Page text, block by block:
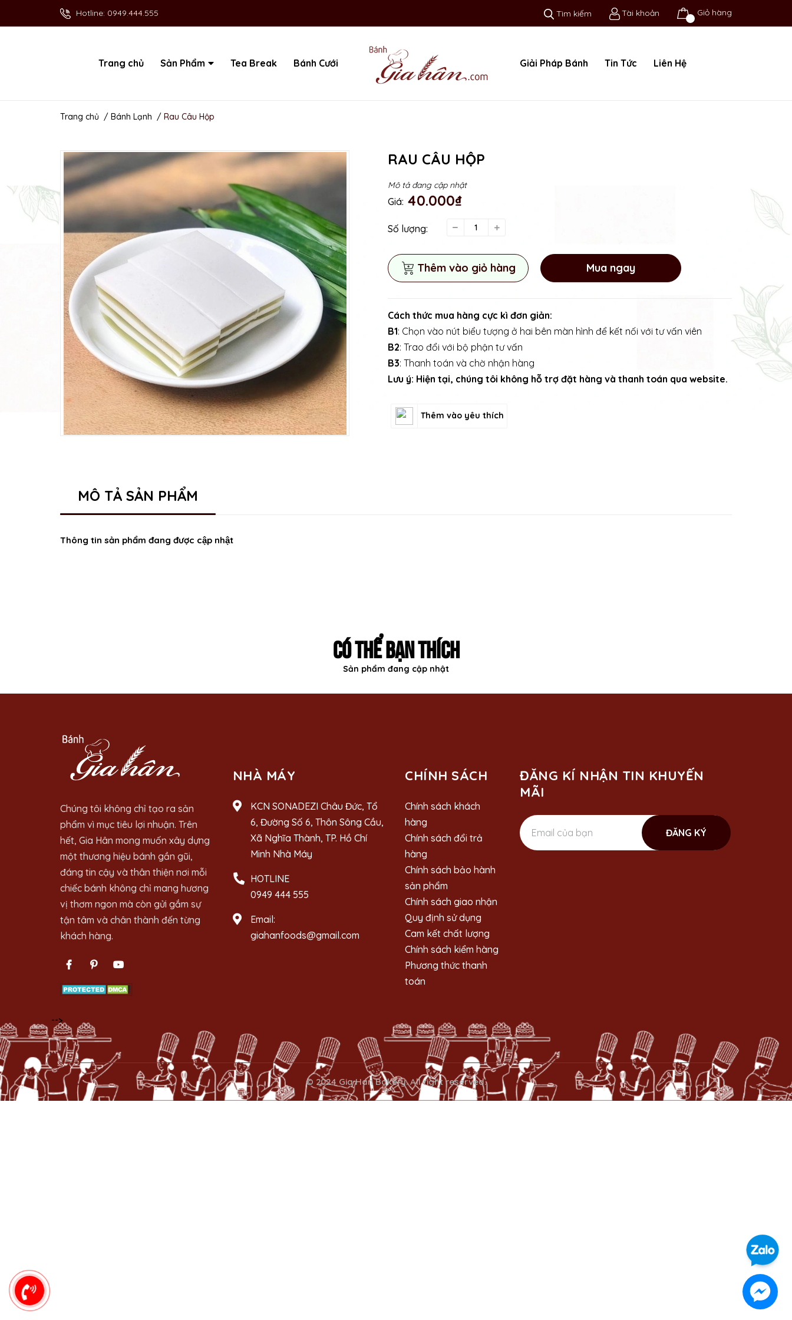
Hotline: 0949.444.555 Tìm kiếm Tài khoản Giỏ hàng
Trang chủ Sản Phẩm Tea Break Bánh Cưới Giải Pháp Bánh Tin Tức Liên Hệ
Trang chủ / Bánh Lạnh / Rau Câu Hộp
RAU CÂU HỘP
Mô tả đang cập nhật
Giá: 40.000₫
Số lượng:
Thêm vào giỏ hàng Mua ngay
Cách thức mua hàng cực kì đơn giản:
B1: Chọn vào nút biểu tượng ở hai bên màn hình để kết nối với tư vấn viên
B2: Trao đổi với bộ phận tư vấn
B3: Thanh toán và chờ nhận hàng
Lưu ý: Hiện tại, chúng tôi không hỗ trợ đặt hàng và thanh toán qua website.
Thêm vào yêu thích
MÔ TẢ SẢN PHẨM
Thông tin sản phẩm đang được cập nhật
CÓ THỂ BẠN THÍCH
Sản phẩm đang cập nhật
Chúng tôi không chỉ tạo ra sản
phẩm vì mục tiêu lợi nhuận. Trên
hết, Gia Hân mong muốn xây dựng
một thương hiệu bánh gần gũi,
đáng tin cậy và thân thiện nơi mỗi
chiếc bánh không chỉ mang hương
vị thơm ngon mà còn gửi gắm sự
tận tâm và chân thành đến từng
khách hàng.
NHÀ MÁY
KCN SONADEZI Châu Đức, Tổ
6, Đường Số 6, Thôn Sông Cầu,
Xã Nghĩa Thành, TP. Hồ Chí
Minh Nhà Máy
HOTLINE
0949 444 555
Email:
giahanfoods@gmail.com
CHÍNH SÁCH
Chính sách khách
hàng
Chính sách đổi trả
hàng
Chính sách bảo hành
sản phẩm
Chính sách giao nhận
Quy định sử dụng
Cam kết chất lượng
Chính sách kiểm hàng
Phương thức thanh
toán
ĐĂNG KÍ NHẬN TIN KHUYẾN
MÃI
ĐĂNG KÝ
-->
© 2024 Gia Han Bakery. All right reserved.
0949
444